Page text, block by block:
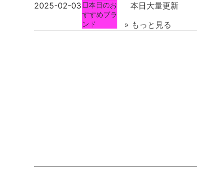
2025-02-03 □本日のお
すすめブラ
ンド
本日大量更新
» もっと見る